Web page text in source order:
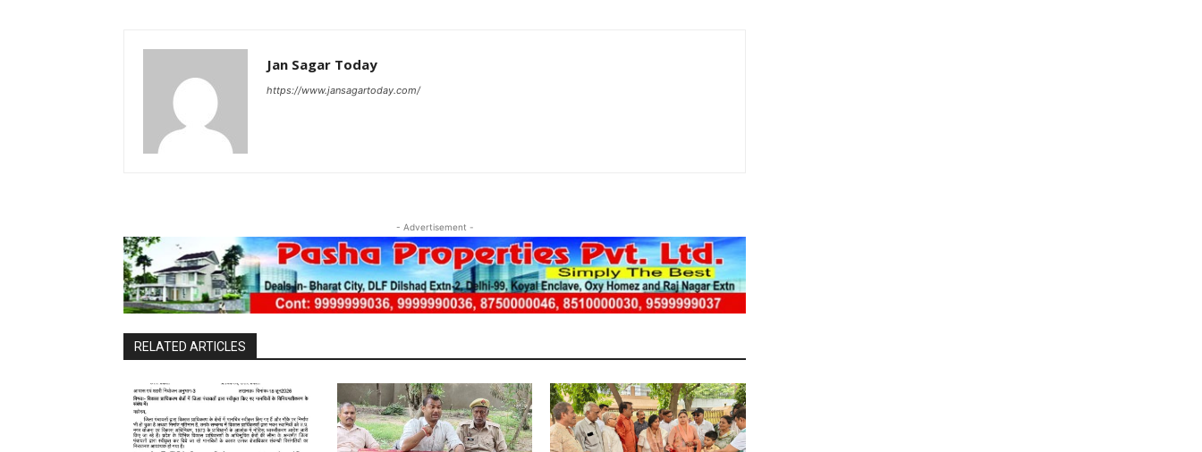
Jan Sagar Today
https://www.jansagartoday.com/
- Advertisement -
RELATED ARTICLES